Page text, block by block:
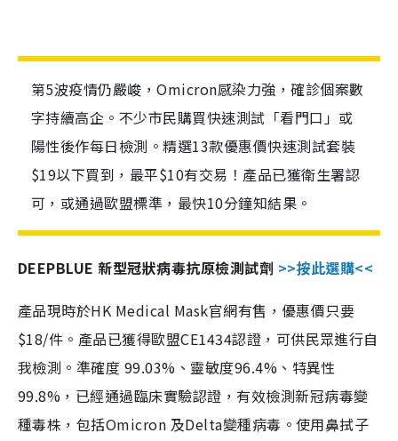
第5波疫情仍嚴峻，Omicron感染力強，確診個案數
字持續高企。不少市民購買快速測試「看門口」或
陽性後作每日檢測。精選13款優惠價快速測試套裝
$19以下買到，最平$10有交易！產品已獲衛生署認
可，或通過歐盟標準，最快10分鐘知結果。
DEEPBLUE 新型冠狀病毒抗原檢測試劑 >>按此選購<<
產品現時於HK Medical Mask官網有售，優惠價只要
$18/件。產品已獲得歐盟CE1434認證，可供民眾進行自
我檢測。準確度 99.03%、靈敏度96.4%、特異性
99.8%，已經通過臨床實驗認證，有效檢測新冠病毒變
種毒株，包括Omicron 及Delta變種病毒。使用鼻拭子